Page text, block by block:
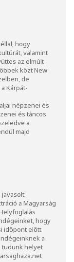
hogy
valamint
az elmúlt
közt New
de
Kárpát-
népzenei és
és táncos
a
majd
a Magyarság
hogy
időpont előtt
a
tudunk helyet